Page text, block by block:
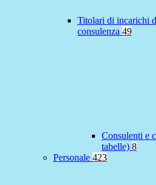
Titolari di incarichi
consulenza 49
Consulenti e
tabelle) 8
Personale 423